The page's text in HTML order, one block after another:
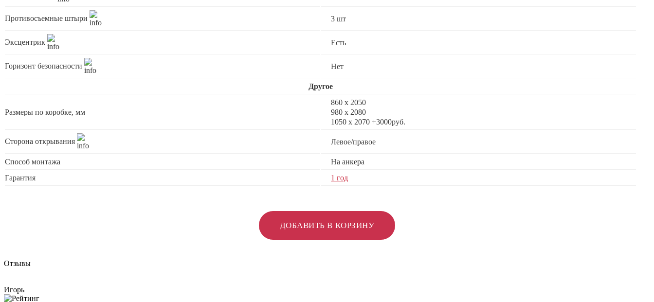
Противосъемные штыри 3 шт
Эксцентрик Есть
Горизонт безопасности Нет
Другое
Размеры по коробке, мм
860 х 2050
980 x 2080
1050 x 2070 +3000руб.
Сторона открывания Левое/правое
Способ монтажа
На анкера
Гарантия
1 год
ДОБАВИТЬ В КОРЗИНУ
Отзывы
Игорь